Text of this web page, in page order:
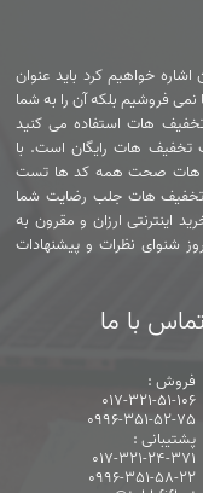
خواهیم کرد باید عنوان
فروشیم بلکه آن را به شما
هات استفاده می کنید
تخفیف هات رایگان است. با
هات صحت همه کد ها تست
هات جلب رضایت شما
اینترنتی ارزان و مقرون به
شنوای نظرات و پیشنهادات
تماس با ما
فروش :
017-321-51-106
0996-351-52-75
پشتیبانی :
017-321-24-371
0996-351-58-22